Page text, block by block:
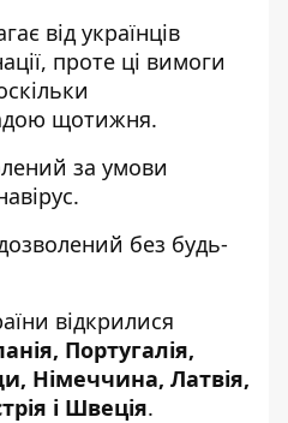
від українців
проте ці вимоги
щотижня.
за умови
без будь-
відкрилися
Португалія,
Німеччина, Латвія,
і Швеція.